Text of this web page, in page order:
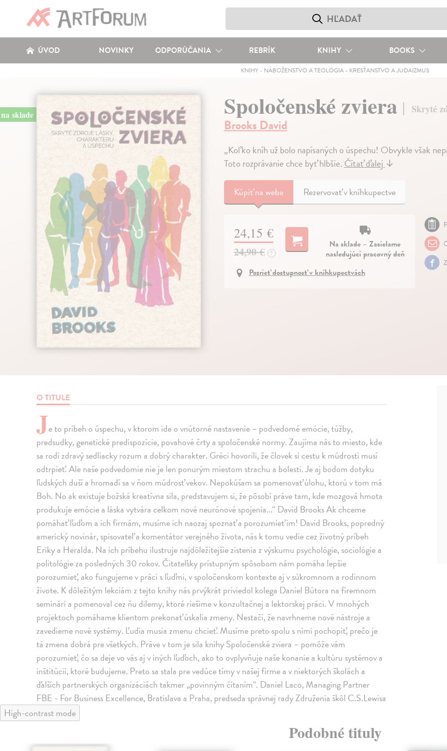
ÚVOD NOVINKY ODPORÚČANIA REBRÍK KNIHY BOOKS
KNIHY - NÁBOŽENSTVO A TEOLÓGIA - KRESŤANSTVO A JUDAIZMUS
na sklade Spoločenské zviera Skryté
Brooks David
„Koľko kníh už bolo napísaných o úspechu! Obvykle však
Toto rozprávanie chce byť hlbšie.Čítať ďalej↓
Kúpiťna webe Rezervovať v kníhkupectve
24,15 €
24,90 € ?
Na sklade – Zasielame
nasledujúci pracovný deň
Pozrieť dostupnosť v kníhkupectvách
O TITULE
Je to príbeh o úspechu, v ktorom ide o vnútorné nastavenie – podvedomé emócie, túžby,
predsudky, genetické predispozície, povahové črty a spoločenské normy. Zaujíma nás to miesto, kde
sa rodí zdravý sedliacky rozum a dobrý charakter. Gréci hovorili, že človek si cestu k múdrosti musí
odtrpieť. Ale naše podvedomie nie je len ponurým miestom strachu a bolesti. Je aj bodom dotyku
ľudských duší a hromadí sa v ňom múdrosť vekov. Nepokúšam sa pomenovať úlohu, ktorú v tom má
Boh. No ak existuje božská kreatívna sila, predstavujem si, že pôsobí práve tam, kde mozgová hmota
produkuje emócie a láska vytvára celkom nové neurónové spojenia...“ David Brooks Ak chceme
pomáhať ľuďom a ich firmám, musíme ich naozaj spoznať a porozumieť im! David Brooks, popredný
americký novinár, spisovateľ a komentátor verejného života, nás k tomu vedie cez životný príbeh
Eriky a Heralda. Na ich príbehu ilustruje najdôležitejšie zistenia z výskumu psychológie, sociológie a
politológie za posledných 30 rokov. Čitateľsky prístupným spôsobom nám pomáha lepšie
porozumieť, ako fungujeme v práci s ľuďmi, v spoločenskom kontexte aj v súkromnom a rodinnom
živote. K dôležitým lekciám z tejto knihy nás prvýkrát priviedol kolega Daniel Bútora na firemnom
seminári a pomenoval cez ňu dilemy, ktoré riešime v konzultačnej a lektorskej práci. V mnohých
projektoch pomáhame klientom prekonať úskalia zmeny. Nestačí, že navrhneme nové nástroje a
zavedieme nové systémy. Ľudia musia zmenu chcieť. Musíme preto spolu s nimi pochopiť, prečo je
tá zmena dobrá pre všetkých. Práve v tom je sila knihy Spoločenské zviera – pomôže vám
porozumieť, čo sa deje vo vás aj v iných ľuďoch, ako to ovplyvňuje naše konanie a kultúru systémov a
inštitúcií, ktoré budujeme. Preto sa stala pre vedúce tímy v našej firme a v niektorých školách a
ďalších partnerských organizáciách takmer „povinným čítaním“. Daniel Laco, Managing Partner
FBE - For Business Excellence, Bratislava a Praha, predseda správnej rady Združenia škôl C.S.Lewisa
High-contrast mode
Podobné tituly